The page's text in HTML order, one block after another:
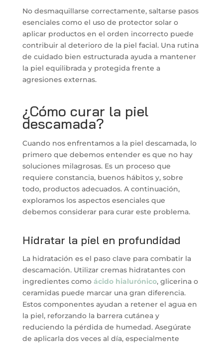
No desmaquillarse correctamente, saltarse pasos
esenciales como el uso de protector solar o
aplicar productos en el orden incorrecto puede
contribuir al deterioro de la piel facial. Una rutina
de cuidado bien estructurada ayuda a mantener
la piel equilibrada y protegida frente a
agresiones externas.
¿Cómo curar la piel
descamada?
Cuando nos enfrentamos a la piel descamada, lo
primero que debemos entender es que no hay
soluciones milagrosas. Es un proceso que
requiere constancia, buenos hábitos y, sobre
todo, productos adecuados. A continuación,
exploramos los aspectos esenciales que
debemos considerar para curar este problema.
Hidratar la piel en profundidad
La hidratación es el paso clave para combatir la
descamación. Utilizar cremas hidratantes con
ingredientes comoácido hialurónico, glicerina o
ceramidas puede marcar una gran diferencia.
Estos componentes ayudan a retener el agua en
la piel, reforzando la barrera cutánea y
reduciendo la pérdida de humedad. Asegúrate
de aplicarla dos veces al día, especialmente